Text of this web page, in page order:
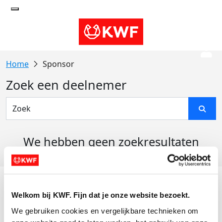
Welkom bij KWF. Fijn dat je onze website bezoekt.
We gebruiken cookies en vergelijkbare technieken om
Sponsor
Zoek een deelnemer
We hebben geen zoekresultaten
Actiematerialen
Evenementen